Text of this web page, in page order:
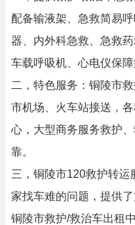
配备输液架、急救简易
器、内外科急救、急救
车载呼吸机、心电仪保障
二，特色服务：铜陵市
市机场、火车站接送，
心，大型商务服务救护
靠。
三，铜陵市120救护转运
家找车难的问题，提供
铜陵市救护/救治车出租